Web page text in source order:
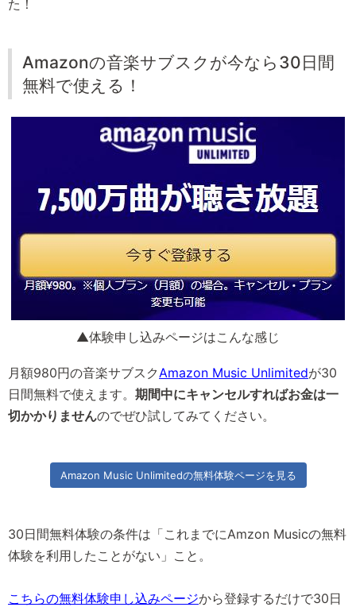
た！
Amazonの音楽サブスクが今なら30日間
無料で使える！
▲体験申し込みページはこんな感じ
月額980円の音楽サブスク Amazon Music Unlimitedが30
日間無料で使えます。 期間中にキャンセルすればお金は一
切かかりませんのでぜひ試してみてください。
Amazon Music Unlimitedの無料体験ページを見る
30日間無料体験の条件は「これまでにAmzon Musicの無料
体験を利用したことがない」こと。
こちらの無料体験申し込みページから登録するだけで30日